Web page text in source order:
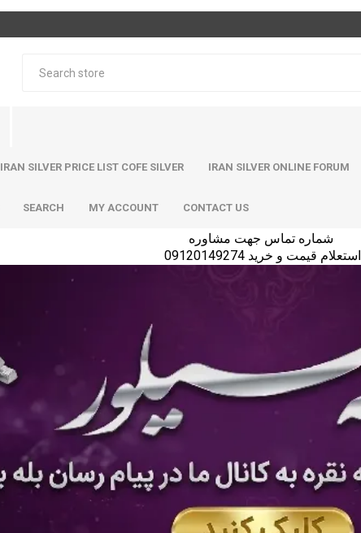
IRAN SILVER PRICE LIST COFE SILVER IRAN SILVER ONLINE FORUM
SEARCH MY ACCOUNT CONTACT US
استعلام قیمت و خرید 09120149274